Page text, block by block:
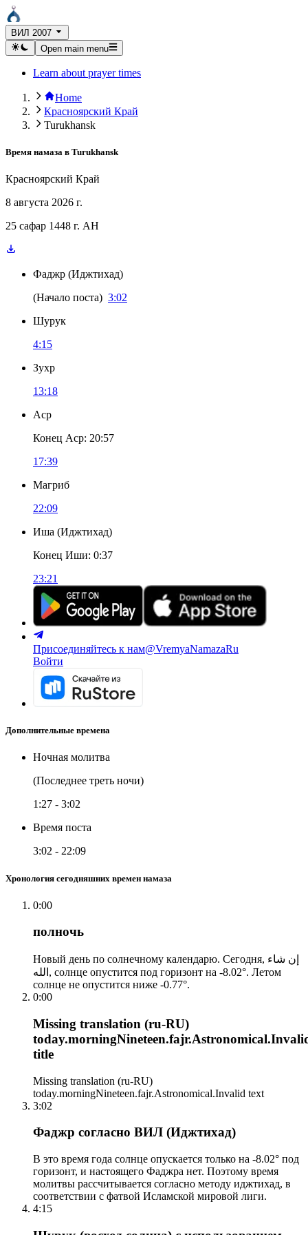
ВИЛ 2007
Open main menu
Learn about prayer times
Home
Красноярский Край
Turukhansk
Время намаза в Turukhansk
Красноярский Край
8 августа 2026 г.
25 сафар 1448 г. AH
Фаджр (Иджтихад)
(Начало поста) 3:02
Шурук
4:15
Зухр
13:18
Аср
Конец Аср: 20:57
17:39
Магриб
22:09
Иша (Иджтихад)
Конец Иши: 0:37
23:21
Присоединяйтесь к нам@VremyaNamazaRu
Войти
Дополнительные времена
Ночная молитва
(Последнее треть ночи)
1:27 - 3:02
Время поста
3:02 - 22:09
Хронология сегодняшних времен намаза
0:00
полночь
Новый день по солнечному календарю. Сегодня, إن شاء
الله, солнце опустится под горизонт на -8.02°. Летом
солнце не опустится ниже -0.77°.
0:00
Missing translation (ru-RU)
title
Missing translation (ru-RU)
today.morningNineteen.fajr.Astronomical.Invalid text
3:02
Фаджр согласно ВИЛ (Иджтихад)
В это время года солнце опускается только на -8.02° под
горизонт, и настоящего Фаджра нет. Поэтому время
молитвы рассчитывается согласно методу иджтихад, в
соответствии с фатвой Исламской мировой лиги.
4:15